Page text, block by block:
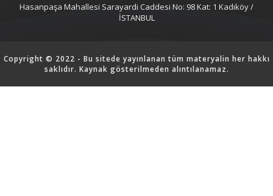
Hasanpaşa Mahallesi Sarayardi Caddesi No: 98 Kat: 1 Kadıköy /
İSTANBUL
Copyright © 2022 - Bu sitede yayınlanan tüm materyalin her hakkı
saklıdır. Kaynak gösterilmeden alıntılanamaz.